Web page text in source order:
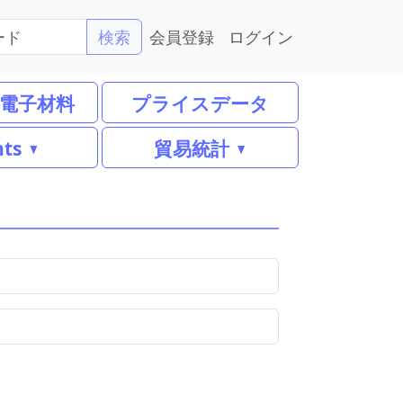
検索 会員登録 ログイン
子材料
プライスデータ
貿易統計